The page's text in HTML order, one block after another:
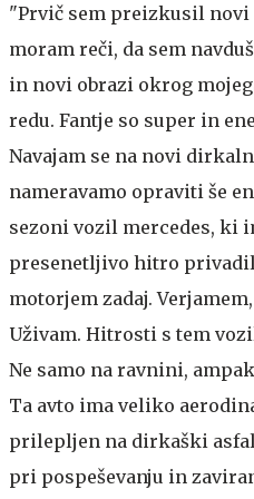
"Prvič sem preizkusil
moram reči, da sem
in novi obrazi okrog
redu. Fantje so super in
Navajam se na novi
nameravamo opraviti še
sezoni vozil mercedes, ki
presenetljivo hitro
motorjem zadaj.
Uživam. Hitrosti s tem
Ne samo na ravnini,
Ta avto ima veliko
prilepljen na dirkaški
pri pospeševanju in